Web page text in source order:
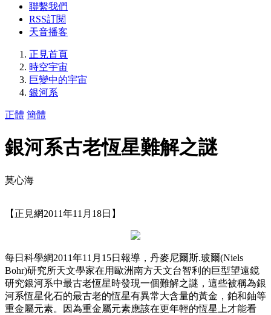
聯繫我們
RSS訂閱
天音播客
正見首頁
時空宇宙
巨變中的宇宙
銀河系
正體 簡體
銀河系古老恆星難解之謎
莫心海
【正見網2011年11月18日】
每日科學網2011年11月15日報導，丹麥尼爾斯.玻爾(Niels
Bohr)研究所天文學家在用歐洲南方天文台智利的巨型望遠鏡
研究銀河系中最古老恆星時發現一個難解之謎，這些被稱為銀
河系恆星化石的最古老的恆星有異常大含量的黃金，鉑和鈾等
重金屬元素。因為重金屬元素應該在更年輕的恆星上才能看